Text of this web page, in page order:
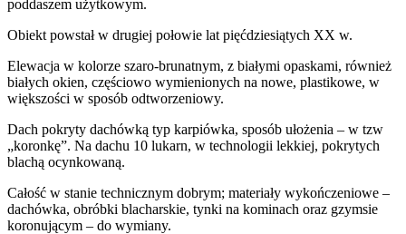
poddaszem użytkowym.
Obiekt powstał w drugiej połowie lat pięćdziesiątych XX w.
Elewacja w kolorze szaro-brunatnym, z białymi opaskami, również
białych okien, częściowo wymienionych na nowe, plastikowe, w
większości w sposób odtworzeniowy.
Dach pokryty dachówką typ karpiówka, sposób ułożenia – w tzw
„koronkę”. Na dachu 10 lukarn, w technologii lekkiej, pokrytych
blachą ocynkowaną.
Całość w stanie technicznym dobrym; materiały wykończeniowe –
dachówka, obróbki blacharskie, tynki na kominach oraz gzymsie
koronującym – do wymiany.